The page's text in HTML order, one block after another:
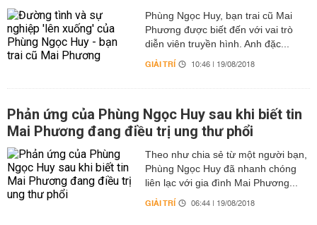
Phùng Ngọc Huy, bạn trai cũ Mai
Phương được biết đến với vai trò
diễn viên truyền hình. Anh đặc...
GIẢI TRÍ 10:46 | 19/08/2018
Phản ứng của Phùng Ngọc Huy sau khi biết tin
Mai Phương đang điều trị ung thư phổi
Theo như chia sẻ từ một người bạn,
Phùng Ngọc Huy đã nhanh chóng
liên lạc với gia đình Mai Phương...
GIẢI TRÍ 06:44 | 19/08/2018